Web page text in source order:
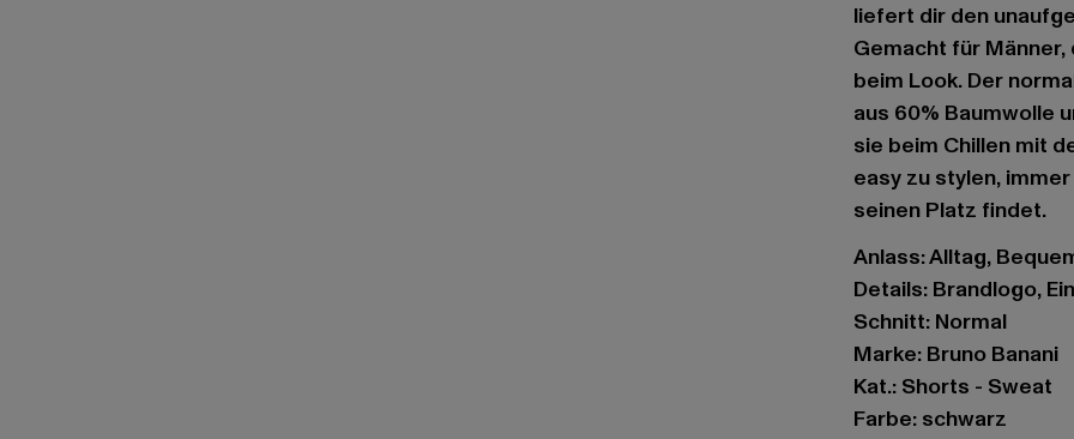
liefert dir den
Gemacht für
beim Look. Der
aus 60% Baumwolle
sie beim Chillen mit
easy zu stylen,
seinen Platz findet.
Anlass: Alltag,
Details: Brandlogo,
Schnitt: Normal
Marke: Bruno Banani
Kat.: Shorts - Sweat
Farbe: schwarz